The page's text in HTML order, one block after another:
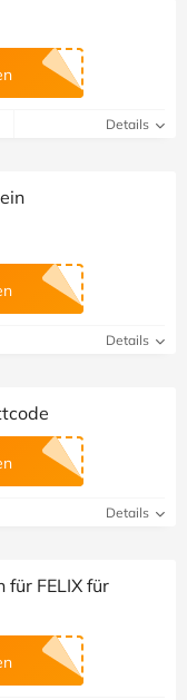
Details
Details
Details
für FELIX für